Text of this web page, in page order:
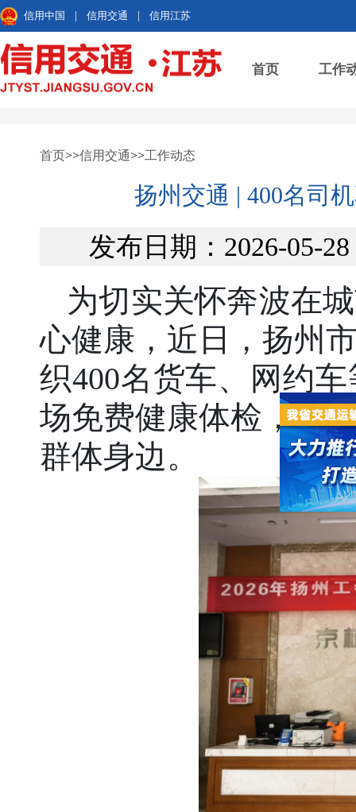
信用中国 信用交通 信用江苏
首页 工作
首页>>信用交通>>工作动态
扬州交通 | 400名司
发布日期：2026-05-
为切实关怀奔波在
心健康，近日，扬州
织400名货车、网约
场免费健康体检，把
群体身边。